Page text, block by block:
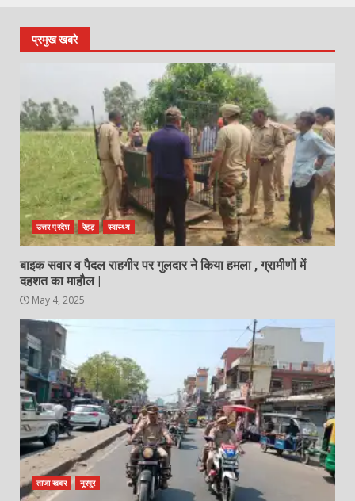
प्रमुख खबरे
उत्तर प्रदेश रेहड़ स्वास्थ्य
बाइक सवार व पैदल राहगीर पर गुलदार ने किया हमला , ग्रामीणों में
दहशत का माहौल |
May 4, 2025
ताजा खबर नूरपुर